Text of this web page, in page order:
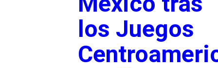
los Juegos